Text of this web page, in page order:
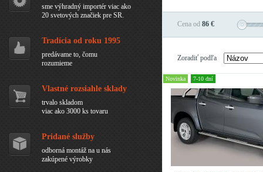
Cena od 86 €
Zoradiť podľa
Novinka 7-10 dní
sme výhradný importér viac ako
20 svetových značiek pre SR.
Tradícia od roku 1995
predávame to, čomu
rozumieme
Vlastné rozsiahle sklady
trvalo skladom
viac ako 3000 ks tovaru
Pridané služby
odborná montáž na u nás
zakúpené výrobky